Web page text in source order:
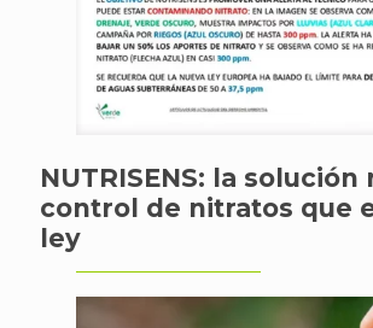
NUTRISENS: la solución
control de nitratos que
ley